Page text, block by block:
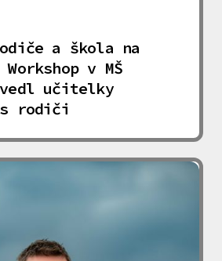
a škola na
v MŠ
učitelky
rodiči